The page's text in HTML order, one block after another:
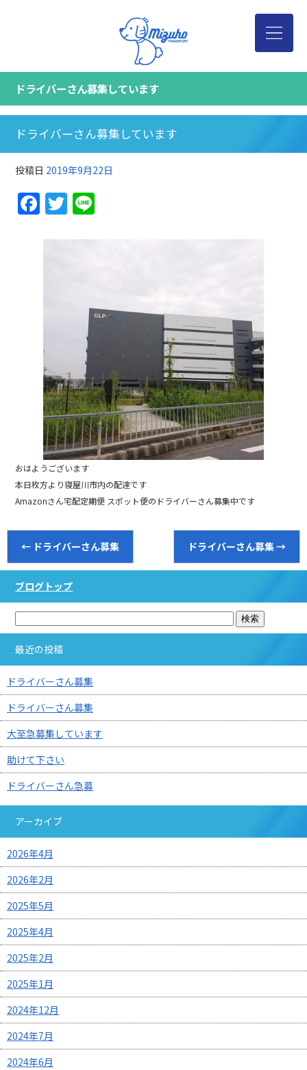
ドライバーさん募集しています
ドライバーさん募集しています
投稿日 2019年9月22日
Facebook
Twitter
おはようございます
本日枚方より寝屋川市内の配達です
Amazonさん宅配定期便 スポット便のドライバーさん募集中です
← ドライバーさん募集 ドライバーさん募集→
ブログトップ
最近の投稿
ドライバーさん募集
ドライバーさん募集
大至急募集しています
助けて下さい
ドライバーさん急募
アーカイブ
2026年4月
2026年2月
2025年5月
2025年4月
2025年2月
2025年1月
2024年12月
2024年7月
2024年6月